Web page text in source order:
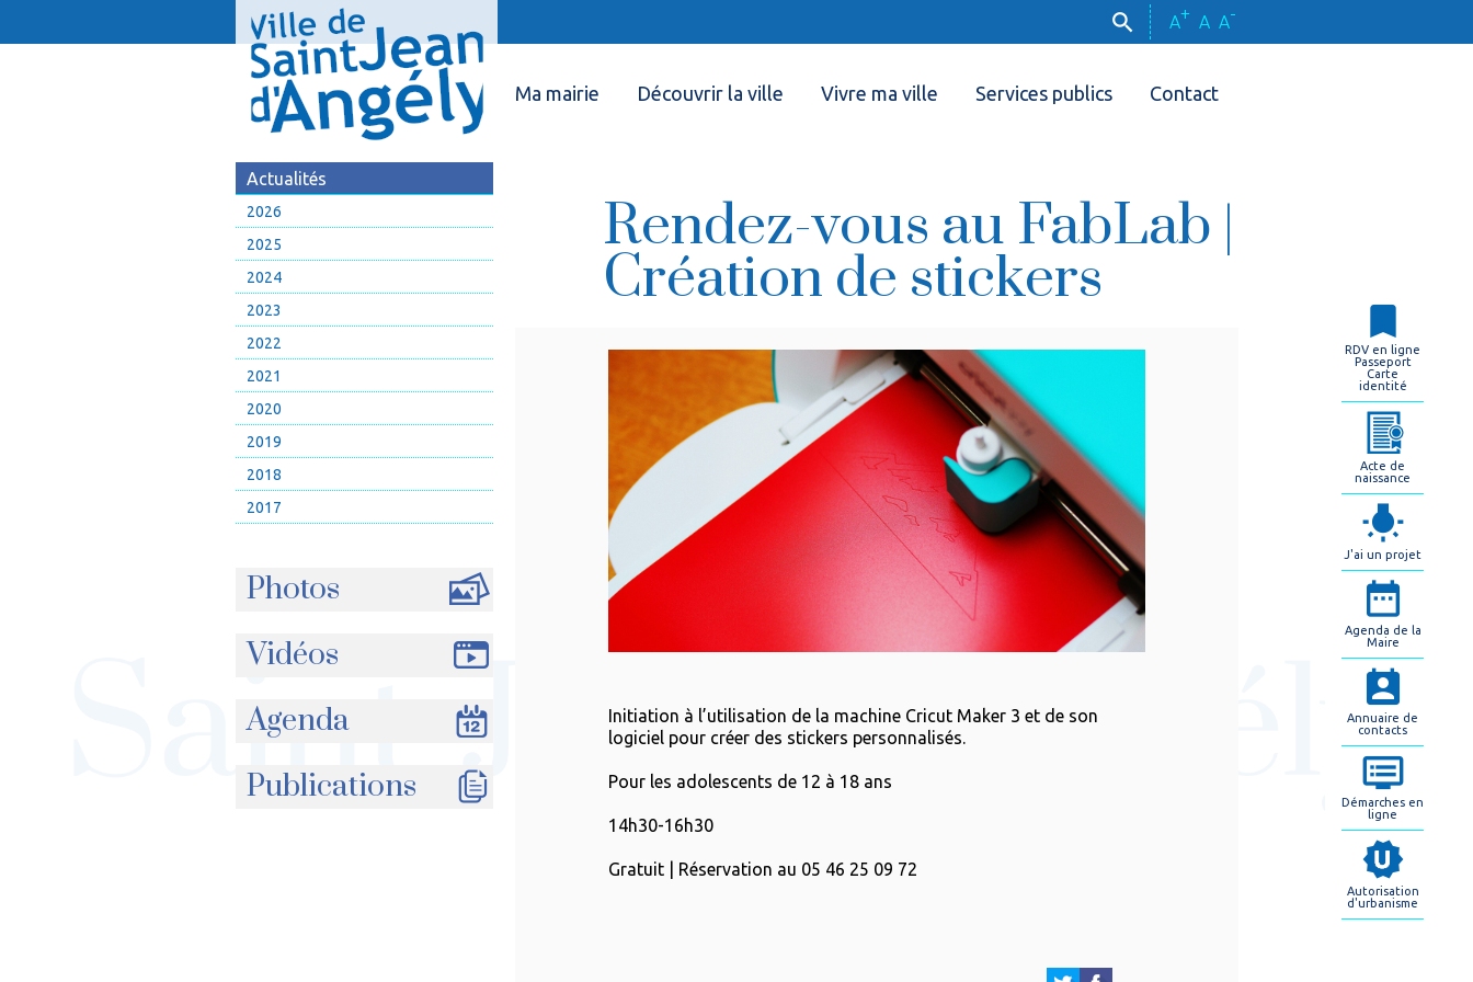
A+ A A-
Ma mairie Découvrir la ville Vivre ma ville Services publics Contact
Actualités
2026
2025
2024
2023
2022
2021
2020
2019
2018
2017
Photos
Vidéos
Agenda
Publications
Rendez-vous au FabLab |
Création de stickers
Initiation à l’utilisation de la machine Cricut Maker 3 et de son
logiciel pour créer des stickers personnalisés.
Pour les adolescents de 12 à 18 ans
14h30-16h30
Gratuit | Réservation au 05 46 25 09 72
RDV en ligne
Passeport
Carte
identité
Acte de
naissance
J'ai un projet
Agenda de la
Maire
Annuaire de
contacts
Démarches en
ligne
Autorisation
d'urbanisme